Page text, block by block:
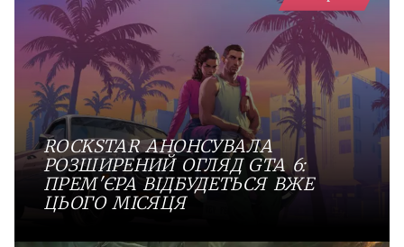
ROCKSTAR АНОНСУВАЛА
РОЗШИРЕНИЙ ОГЛЯД GTA 6:
ПРЕМ'ЄРА ВІДБУДЕТЬСЯ ВЖЕ
ЦЬОГО МІСЯЦЯ